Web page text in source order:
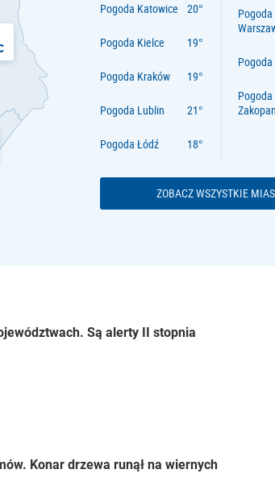
Pogoda Katowice
Pogoda Kielce
Pogoda Kraków
Pogoda Lublin
Pogoda Łódź
Pogoda
Pogoda
Pogoda
ZOBACZ WSZYSTKIE
Są alerty II stopnia
Konar drzewa runął na wiernych